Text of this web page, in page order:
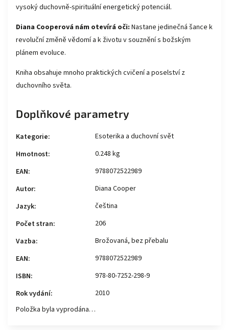
vysoký duchovně-spirituální energetický potenciál.
Diana Cooperová nám otevírá oči: Nastane jedinečná šance k
revoluční změně vědomí a k životu v souznění s božským
plánem evoluce.
Kniha obsahuje mnoho praktických cvičení a poselství z
duchovního světa.
Doplňkové parametry
Kategorie:
Esoterika a duchovní svět
Hmotnost:
0.248 kg
EAN:
9788072522989
Autor:
Diana Cooper
Jazyk:
čeština
Počet stran:
206
Vazba:
Brožovaná, bez přebalu
EAN:
9788072522989
ISBN:
978-80-7252-298-9
Rok vydání:
2010
Položka byla vyprodána…